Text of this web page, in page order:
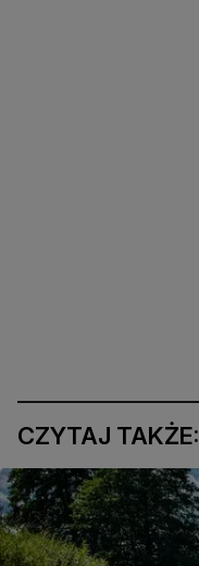
CZYTAJ TAKŻE: